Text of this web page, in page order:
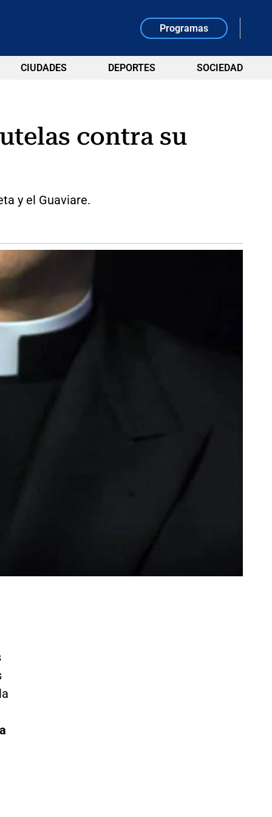
Programas
CIUDADES DEPORTES SOCIEDAD
contra su
y el Guaviare.